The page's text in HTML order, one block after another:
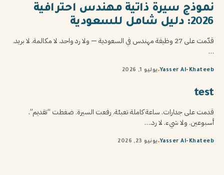
نموذج سيرة ذاتية مهندس احترافية
2026: دليل شامل للسعودية
قدّمت على 27 وظيفة مهندس في السعودية — ولا رد واحد. لا مكالمة. لا بريد.
…
Yasser Al-Khateeb يوليو 1, 2026
test
قدمت على جدارات. ساعة كاملة تعبئة. رفعت السيرة. ضغطت “تقديم”.
أسبوعين. ولا شيء. لا رد.…
Yasser Al-Khateeb يونيو 23, 2026